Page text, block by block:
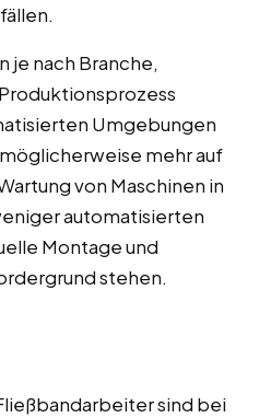
je nach Branche,
Umgebungen
mehr auf
von Maschinen in
automatisierten
Montage und
stehen.
sind bei